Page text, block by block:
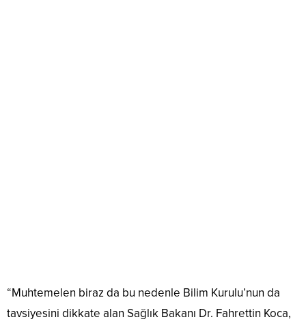
“Muhtemelen biraz da bu nedenle Bilim Kurulu’nun da
tavsiyesini dikkate alan Sağlık Bakanı Dr. Fahrettin Koca,